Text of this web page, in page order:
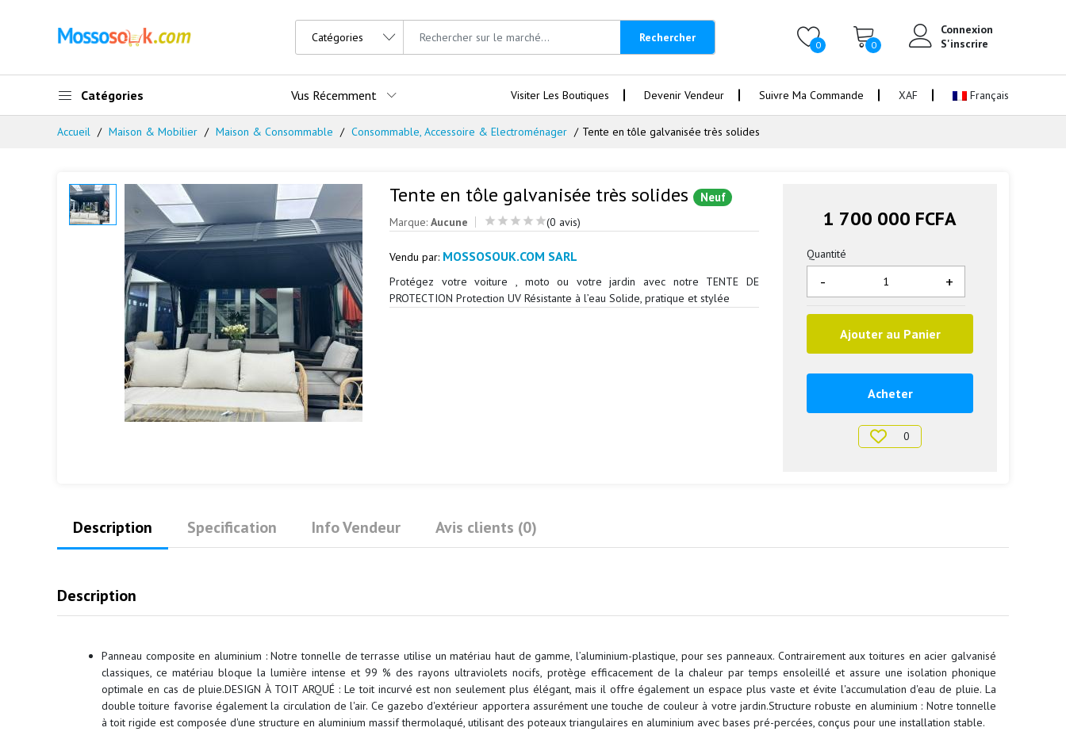
Rechercher
0 0
Connexion
S'inscrire
Catégories Vus Récemment Visiter Les Boutiques Devenir Vendeur Suivre Ma Commande XAF Français
Accueil Maison & Mobilier Maison & Consommable Consommable, Accessoire & Electroménager Tente en tôle galvanisée très solides
Tente en tôle galvanisée très solides Neuf
Marque:Aucune (0 avis)
Vendu par: MOSSOSOUK.COM SARL
Protégez votre voiture , moto ou votre jardin avec notre TENTE DE
PROTECTION Protection UV Résistante à l’eau Solide, pratique et stylée
1 700 000 FCFA
Quantité
+
-
Ajouter au Panier
Acheter
0
Description Specification Info Vendeur Avis clients (0)
Description
Panneau composite en aluminium : Notre tonnelle de terrasse utilise un matériau haut de gamme, l’aluminium-plastique, pour ses panneaux. Contrairement aux toitures en acier galvanisé
classiques, ce matériau bloque la lumière intense et 99 % des rayons ultraviolets nocifs, protège efficacement de la chaleur par temps ensoleillé et assure une isolation phonique
optimale en cas de pluie.DESIGN À TOIT ARQUÉ : Le toit incurvé est non seulement plus élégant, mais il offre également un espace plus vaste et évite l'accumulation d'eau de pluie. La
double toiture favorise également la circulation de l'air. Ce gazebo d'extérieur apportera assurément une touche de couleur à votre jardin.Structure robuste en aluminium : Notre tonnelle
à toit rigide est composée d'une structure en aluminium massif thermolaqué, utilisant des poteaux triangulaires en aluminium avec bases pré-percées, conçus pour une installation stable.